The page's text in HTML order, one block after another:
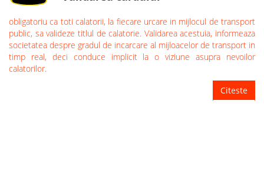
obligatoriu ca toti calatorii, la fiecare urcare in mijlocul de transport
public, sa valideze titlul de calatorie. Validarea acestuia, informeaza
societatea despre gradul de incarcare al mijloacelor de transport in
timp real, deci conduce implicit la o viziune asupra nevoilor
calatorilor.
Citeste